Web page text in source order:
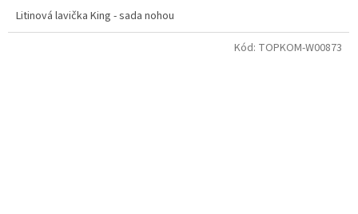
Litinová lavička King - sada nohou
Kód: TOPKOM-W00873